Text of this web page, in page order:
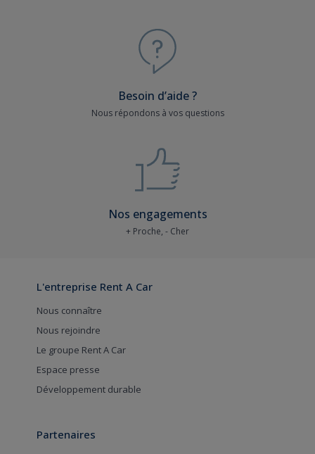
Besoin d’aide ?
Nous répondons à vos questions
Nos engagements
+ Proche, - Cher
L'entreprise Rent A Car
Nous connaître
Nous rejoindre
Le groupe Rent A Car
Espace presse
Développement durable
Partenaires